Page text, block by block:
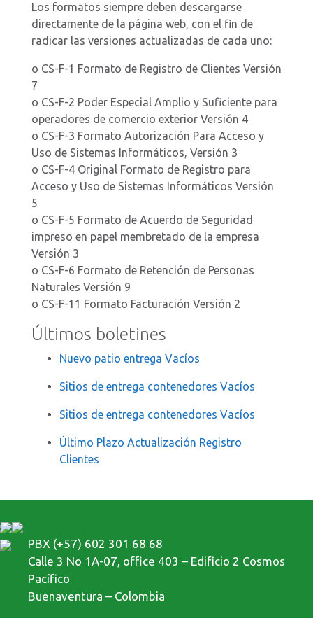
Los formatos siempre deben descargarse
directamente de la página web, con el fin de
radicar las versiones actualizadas de cada uno:
o CS-F-1 Formato de Registro de Clientes Versión
7
o CS-F-2 Poder Especial Amplio y Suficiente para
operadores de comercio exterior Versión 4
o CS-F-3 Formato Autorización Para Acceso y
Uso de Sistemas Informáticos, Versión 3
o CS-F-4 Original Formato de Registro para
Acceso y Uso de Sistemas Informáticos Versión
5
o CS-F-5 Formato de Acuerdo de Seguridad
impreso en papel membretado de la empresa
Versión 3
o CS-F-6 Formato de Retención de Personas
Naturales Versión 9
o CS-F-11 Formato Facturación Versión 2
Últimos boletines
Nuevo patio entrega Vacíos
Sitios de entrega contenedores Vacíos
Sitios de entrega contenedores Vacíos
Último Plazo Actualización Registro
Clientes
PBX (+57) 602 301 68 68
Calle 3 No 1A-07, office 403 – Edificio 2 Cosmos
Pacífico
Buenaventura – Colombia